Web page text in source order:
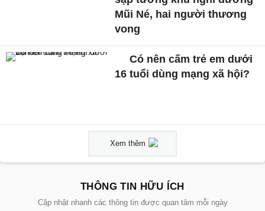
Mũi Né, hai người thương
vong
Có nên cấm trẻ em dưới
16 tuổi dùng mạng xã hội?
Xem thêm
THÔNG TIN HỮU ÍCH
Cập nhật nhanh các thông tin được quan tâm mỗi ngày